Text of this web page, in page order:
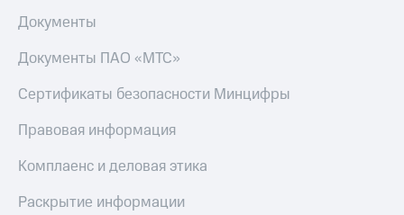
Документы
Документы ПАО «МТС»
Сертификаты безопасности Минцифры
Правовая информация
Комплаенс и деловая этика
Раскрытие информации